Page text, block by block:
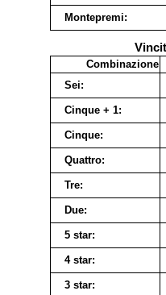
Montepremi:
Combinazione
Sei:
Cinque + 1:
Cinque:
Quattro:
Tre:
Due:
5 star:
4 star:
3 star: